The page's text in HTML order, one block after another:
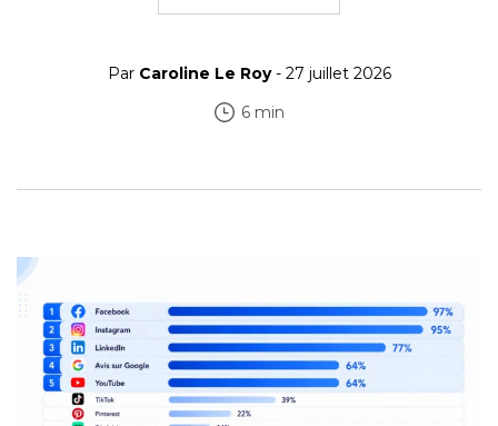
Par Caroline Le Roy- 27 juillet 2026
6 min